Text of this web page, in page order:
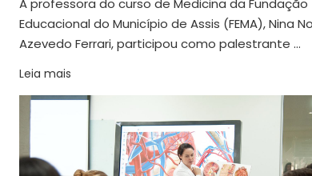
A professora do curso de Medicina da Fundação
Educacional do Município de Assis (FEMA), Nina
Azevedo Ferrari, participou como palestrante ...
Leia mais